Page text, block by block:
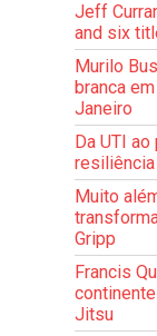
Jeff
and six
Murilo
branca
Janeiro
Da UTI
Muito
Gripp
Francis
Jitsu